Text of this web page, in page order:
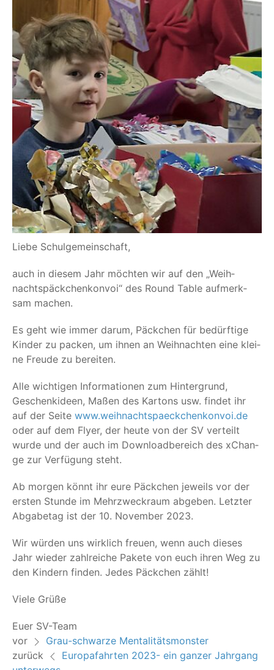
Lie­be Schulgemeinschaft,
auch in die­sem Jahr möch­ten wir auf den „Weih­
nachts­päck­chen­kon­voi“ des Round Table auf­merk­
sam machen.
Es geht wie immer dar­um, Päck­chen für bedürf­ti­ge
Kin­der zu packen, um ihnen an Weih­nach­ten eine klei­
ne Freu­de zu bereiten.
Alle wich­ti­gen Infor­ma­tio­nen zum Hin­ter­grund,
Geschenk­ideen, Maßen des Kar­tons usw. fin­det ihr
auf der Sei­te www.weihnachtspaeckchenkonvoi.de
oder auf dem Fly­er, der heu­te von der SV ver­teilt
wur­de und der auch im Down­load­be­reich des xCh­an­
ge zur Ver­fü­gung steht.
Ab mor­gen könnt ihr eure Päck­chen jeweils vor der
ers­ten Stun­de im Mehr­zweck­raum abge­ben. Letz­ter
Abga­be­tag ist der 10. Novem­ber 2023.
Wir wür­den uns wirk­lich freu­en, wenn auch die­ses
Jahr wie­der zahl­rei­che Pake­te von euch ihren Weg zu
den Kin­dern fin­den. Jedes Päck­chen zählt!
Vie­le Grüße
Euer SV-Team
vor
Grau-schwarze Mentalitätsmonster
zurück
Europafahrten 2023- ein ganzer Jahrgang